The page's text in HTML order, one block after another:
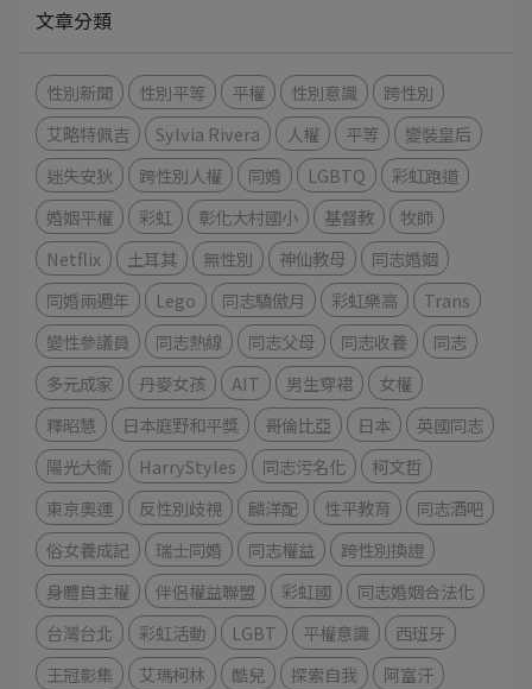
文章分類
性別新聞 性別平等 平權 性別意識
跨性別
艾略特佩吉
Sylvia Rivera 人權 平等
變裝皇后
迷失安狄
跨性別人權 同婚 LGBTQ
彩虹跑道
婚姻平權
彩虹 彰化大村國小 基督教
牧師
Netflix
土耳其 無性別 神仙教母
同志婚姻
同婚兩週年
Lego 同志驕傲月 彩虹樂高
Trans
變性參議員
同志熱線 同志父母 同志收養
同志
多元成家
丹麥女孩 AIT 男生穿裙
女權
釋昭慧
日本庭野和平獎 哥倫比亞 日本
英國同志
陽光大衛
HarryStyles 同志污名化
柯文哲
東京奧運
反性別歧視 麟洋配 性平教育
同志酒吧
俗女養成記
瑞士同婚 同志權益
跨性別換證
身體自主權
伴侶權益聯盟 彩虹國
同志婚姻合法化
台灣台北
彩虹活動 LGBT 平權意識
西班牙
王冠影集
艾瑪柯林 酷兒 探索自我
阿富汗